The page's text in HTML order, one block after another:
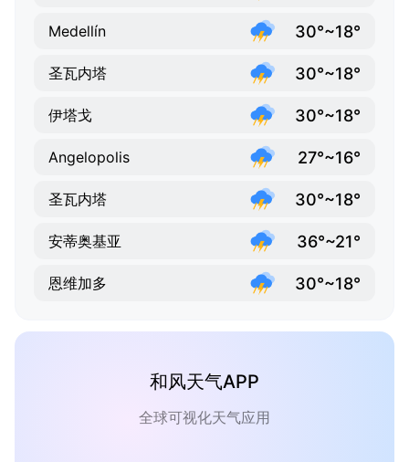
Medellín 30°~18°
圣瓦内塔 30°~18°
伊塔戈 30°~18°
Angelopolis 27°~16°
圣瓦内塔 30°~18°
安蒂奥基亚 36°~21°
恩维加多 30°~18°
和风天气APP
全球可视化天气应用